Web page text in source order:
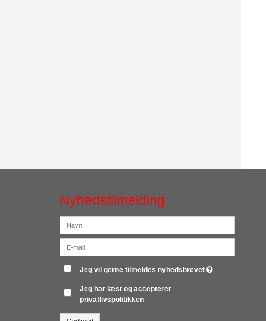
Nyhedstilmelding
Jeg vil gerne tilmeldes nyhedsbrevet
Jeg har læst og accepterer
privatlivspolitikken